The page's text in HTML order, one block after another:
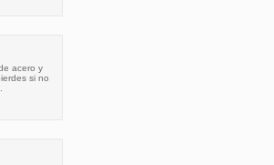
acero y
si no